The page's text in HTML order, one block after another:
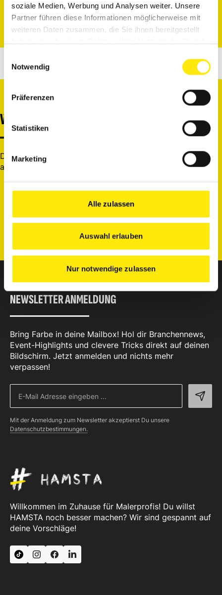
soziale Medien, Werbung und Analysen weiter. Unsere
Partner führen diese Informationen möglicherweise mit
weiteren Daten zusammen, die Sie ihnen bereitgestellt
Notwendig
Präferenzen
Statistiken
Marketing
Alle zulassen
Auswahl erlauben
Nur notwendige zulassen
WEITERE EXPERTEN
Du möchtest dir noch andere Experten genauer
anschauen? Let’s go.
Entdecke alle Experten
NEWSLETTER ANMELDUNG
Bring Farbe in deine Mailbox! Hol dir Branchennews,
Event-Highlights und clevere Tricks direkt auf deinen
Bildschirm. Jetzt anmelden und nichts mehr
verpassen!
Mit der Anmeldung zum Newsletter akzeptierst Du unsere
Datenschutzbestimmungen.
Willkommen im Zuhause für Malerprofis! Du willst
HAMSTA noch besser machen? Wir sind gespannt auf
deine Vorschläge!